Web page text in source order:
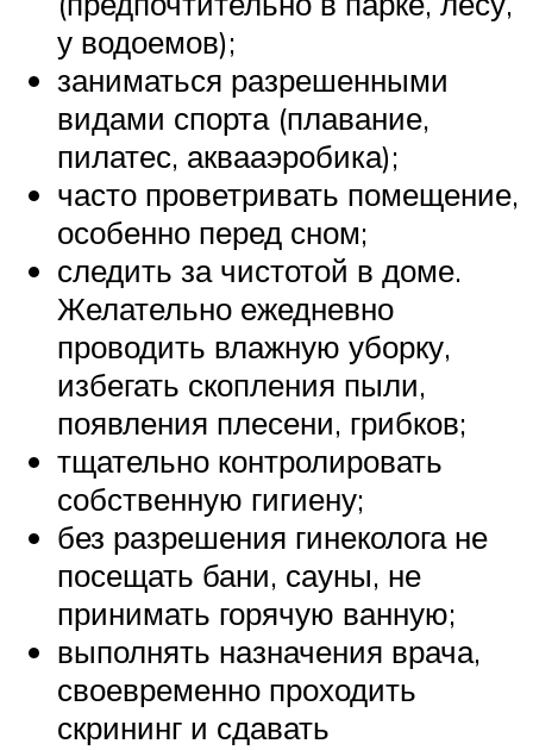
у водоемов);
заниматься разрешенными
видами спорта (плавание,
пилатес, аквааэробика);
часто проветривать помещение,
особенно перед сном;
следить за чистотой в доме.
Желательно ежедневно
проводить влажную уборку,
избегать скопления пыли,
появления плесени, грибков;
тщательно контролировать
собственную гигиену;
без разрешения гинеколога не
посещать бани, сауны, не
принимать горячую ванную;
выполнять назначения врача,
своевременно проходить
скрининг и сдавать